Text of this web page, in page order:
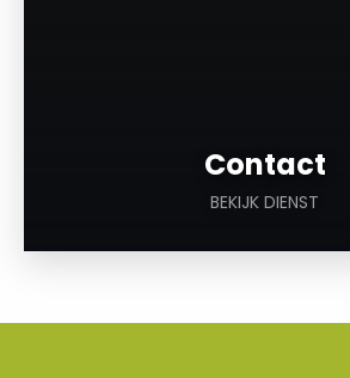
Contact
BEKIJK DIENST